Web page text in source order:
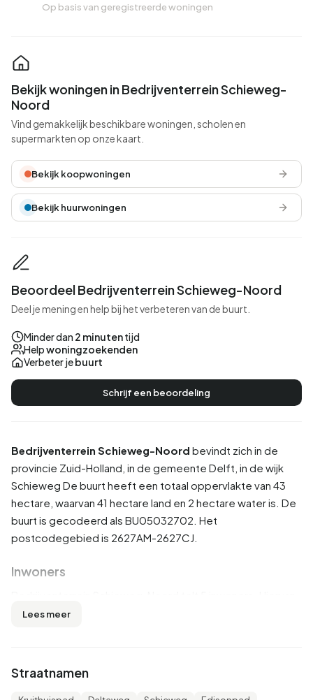
Op basis van geregistreerde woningen
Bedrijventerrein Schieweg-Noord bevindt zich in de
provincie Zuid-Holland , in de gemeente Delft , in de wijk
Schieweg De buurt heeft een totaal oppervlakte van 43
hectare, waarvan 41 hectare land en 2 hectare water is. De
buurt is gecodeerd als BU05032702. Het
postcodegebied is 2627AM-2627CJ.
Inwoners
is 0,0% man en 100,0% vrouw. Van de inwoners is 100,0%
Er zijn 5 huishoudens in Bedrijventerrein Schieweg-Noord.
Lees meer
Straatnamen
Bekijk woningen in Bedrijventerrein Schieweg-
Noord
Vind gemakkelijk beschikbare woningen, scholen en
supermarkten op onze kaart.
Bekijk koopwoningen
Bekijk huurwoningen
Beoordeel Bedrijventerrein Schieweg-Noord
Deel je mening en help bij het verbeteren van de buurt.
Minder dan 2 minutentijd
Helpwoningzoekenden
Verbeter jebuurt
Schrijf een beoordeling